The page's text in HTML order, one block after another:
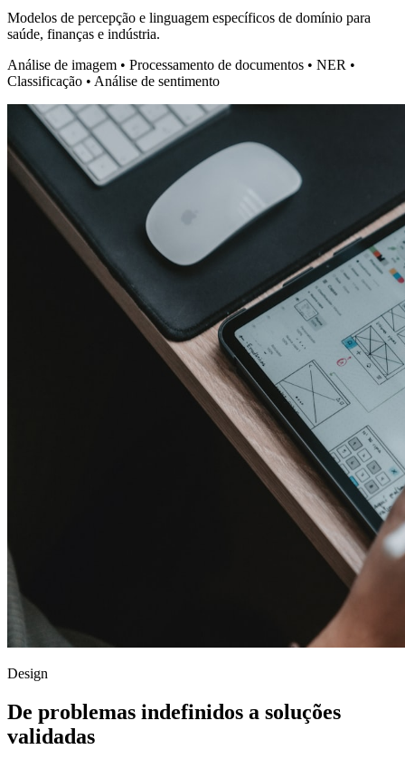
Modelos de percepção e linguagem específicos de domínio para
saúde, finanças e indústria.
Análise de imagem • Processamento de documentos • NER •
Classificação • Análise de sentimento
Design
De problemas indefinidos a soluções
validadas